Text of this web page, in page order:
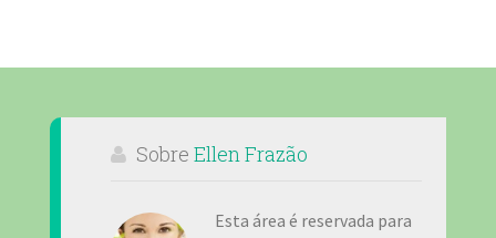
Sobre Ellen Frazão
Esta área é reservada para